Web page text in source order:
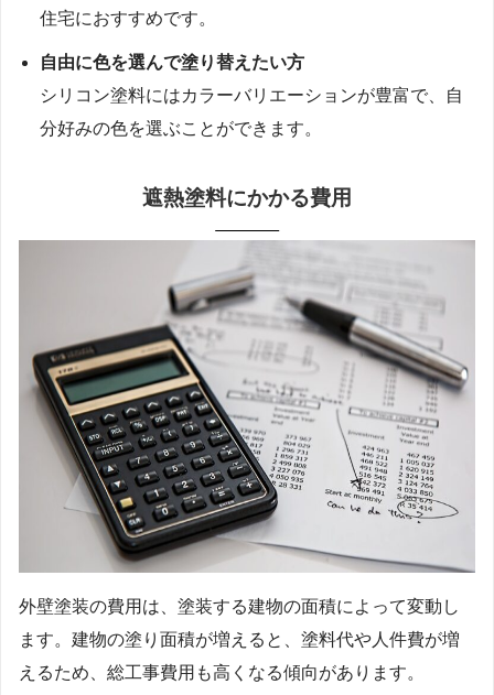
住宅におすすめです。
自由に色を選んで塗り替えたい方
シリコン塗料にはカラーバリエーションが豊富で、自
分好みの色を選ぶことができます。
遮熱塗料にかかる費用
外壁塗装の費用は、塗装する建物の面積によって変動し
ます。建物の塗り面積が増えると、塗料代や人件費が増
えるため、総工事費用も高くなる傾向があります。